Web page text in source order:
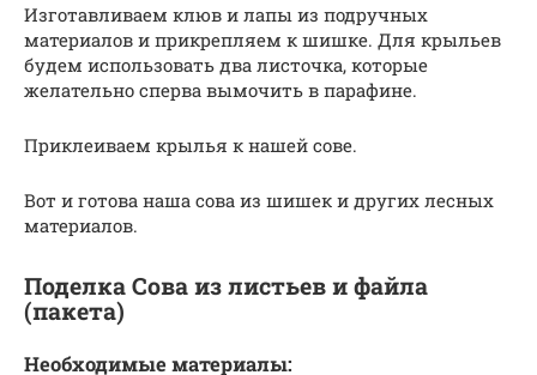
Изготавливаем клюв и лапы из подручных
материалов и прикрепляем к шишке. Для крыльев
будем использовать два листочка, которые
желательно сперва вымочить в парафине.
Приклеиваем крылья к нашей сове.
Вот и готова наша сова из шишек и других лесных
материалов.
Поделка Сова из листьев и файла
(пакета)
Необходимые материалы: